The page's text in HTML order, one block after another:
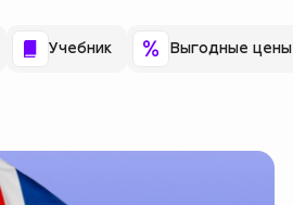
Учебник Выгодные цены